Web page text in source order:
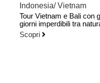
Indonesia/Vietnam
Tour Vietnam e Bali con
giorni imperdibili tra
Scopri